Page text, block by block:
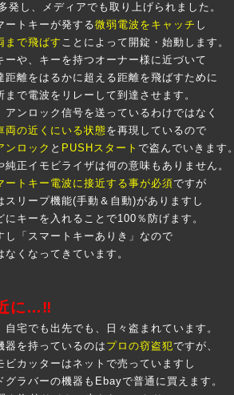
発し、メディアでも取り上げられました。
ートキーが発する微弱電波をキャッチ し
まで飛ばす ことによって開錠・始動します。
ーや、キーを持つオーナー様に近づいて
距離をはるかに超える距離を飛ばすために
で電波をリレーして到達させます。
ンロック信号を送っているわけではなく
両の近くにいる状態を再現しているので
ンロック と PUSHスタート で盗んでいきます。
正イモビライザは何の意味もありません。
ートキー電波に接近する事が必須ですが
スリープ機能(手動＆自動)がありますし
キーを入れることで100％防げます。
し「スマートキーありき」なので
くなってきています。
に…‼
宅でも出先でも、日々盗まれています。
器を持っているのは プロの窃盗犯ですが、
ビカッターはネットで売っていますし
グラバーの機器もEbayで普通に買えます。